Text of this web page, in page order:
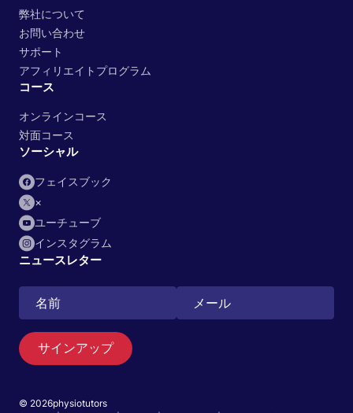
弊社について
お問い合わせ
サポート
アフィリエイトプログラム
コース
オンラインコース
対面コース
ソーシャル
フェイスブック
×
ユーチューブ
インスタグラム
ニュースレター
サインアップ
© 2026physiotutors